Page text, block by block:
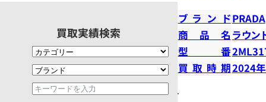
買取実績検索
ブランドPRADA
商品名 ラウン
型番
買取時期2024